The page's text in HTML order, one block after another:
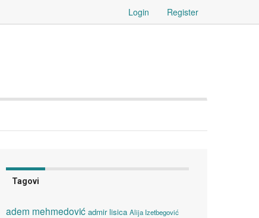
Login Register
Tagovi
adem mehmedović admir lisica Alija Izetbegović